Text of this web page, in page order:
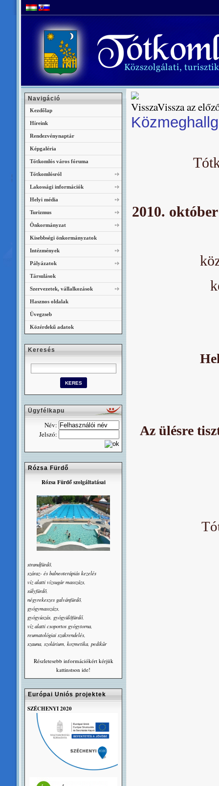
Vissza az
2010.
Az ülésre
Navigáció
Kezdőlap
Híreink
Rendezvénynaptár
Képgaléria
Tótkomlós város fóruma
Tótkomlósról
Lakossági információk
Helyi média
Turizmus
Önkormányzat
Kisebbségi önkormányzatok
Intézmények
Pályázatok
Társulások
Szervezetek, vállalkozások
Hasznos oldalak
Üvegzseb
Közérdekű adatok
Keresés
Ügyfélkapu
Név:
Jelszó:
Rózsa Fürdő
Rózsa Fürdő szolgáltatásai
strandfürdõ,
száraz- és balneoterápiás kezelés
víz alatti vízsugár masszázs,
súlyfürdõ,
négyrekeszes galvánfürdõ,
gyógymasszázs,
gyógyúszás, gyógyülõfürdő,
víz alatti csoportos gyógytorna,
reumatológiai szakrendelés,
szauna, szolárium, kozmetika, pedikûr
Részletesebb információkért kérjük
kattinstson ide!
Európai Uniós projektek
SZÉCHENYI 2020